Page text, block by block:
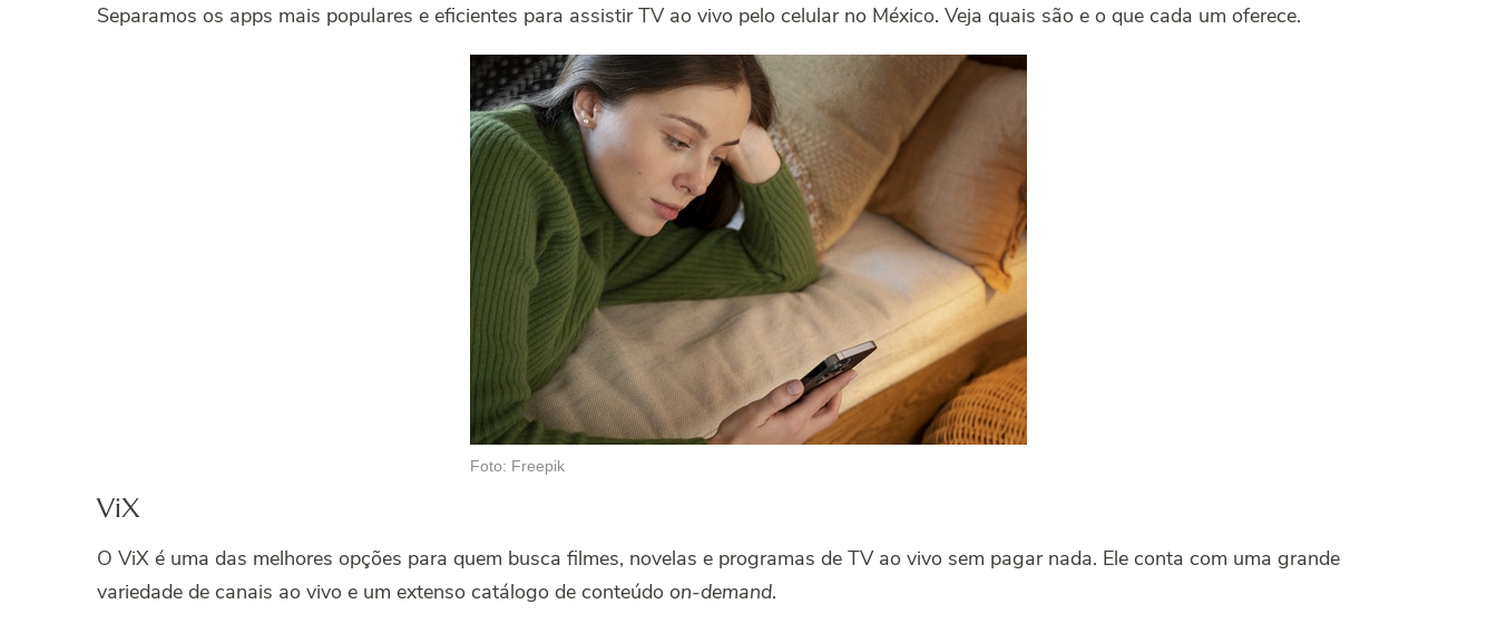
Separamos os apps mais populares e eficientes para assistir TV ao vivo pelo celular no México. Veja quais são e o que cada um oferece.
Foto: Freepik
ViX
O ViX é uma das melhores opções para quem busca filmes, novelas e programas de TV ao vivo sem pagar nada. Ele conta com uma grande
variedade de canais ao vivo e um extenso catálogo de conteúdo on-demand.